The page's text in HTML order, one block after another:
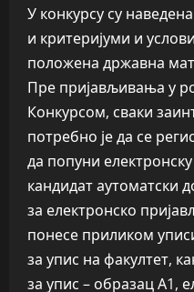
У конкурсу су
и критеријуми и
положена државна
Пре пријављивања у
Конкурсом, сваки
потребно је да се
да попуни електронску
кандидат аутоматски
за електронско
понесе приликом
за упис на факултет,
за упис – образац А1,